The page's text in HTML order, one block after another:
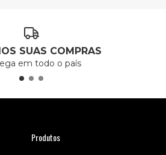
SUAS COMPRAS
em todo o país
Produtos